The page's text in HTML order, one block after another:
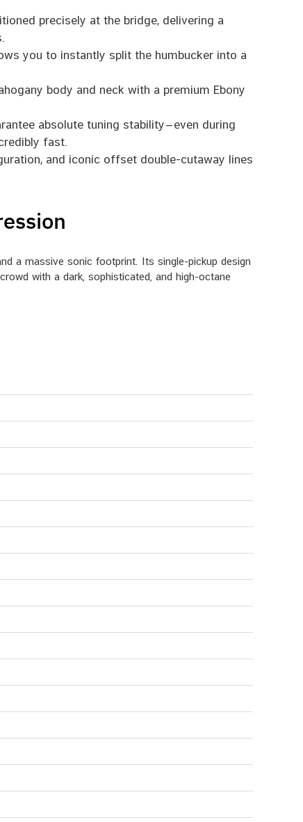
precisely at the bridge, delivering a
you to instantly split the humbucker into a
body and neck with a premium Ebony
absolute tuning stability—even during
fast.
and iconic offset double-cutaway lines
a massive sonic footprint. Its single-pickup design
with a dark, sophisticated, and high-octane